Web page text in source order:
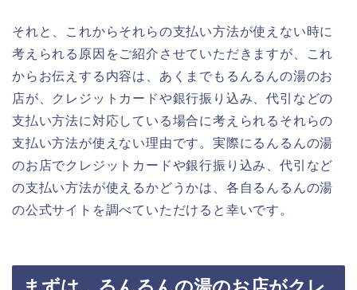
それと、これからそれらの支払い方法が使えない時に
考えられる原因をご紹介させていただきますが、これ
からお伝えする内容は、あくまでもるんるんの湯のお
店が、クレジットカードや銀行振り込み、代引などの
支払い方法に対応している場合に考えられるそれらの
支払い方法が使えない理由です。実際にるんるんの湯
のお店でクレジットカードや銀行振り込み、代引など
の支払い方法が使えるかどうかは、各自るんるんの湯
の公式サイトを調べていただけると幸いです。